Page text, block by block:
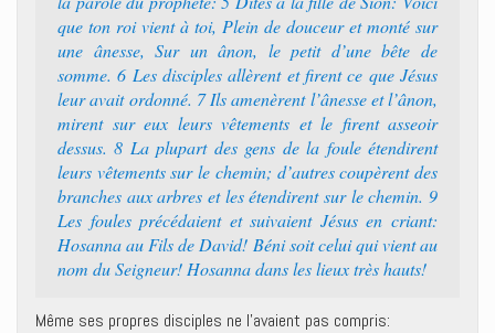
que ton roi vient à toi, Plein de douceur et monté sur
une ânesse, Sur un ânon, le petit d’une bête de
somme. 6 Les disciples allèrent et firent ce que Jésus
leur avait ordonné. 7 Ils amenèrent l’ânesse et l’ânon,
mirent sur eux leurs vêtements et le firent asseoir
dessus. 8 La plupart des gens de la foule étendirent
leurs vêtements sur le chemin; d’autres coupèrent des
branches aux arbres et les étendirent sur le chemin. 9
Les foules précédaient et suivaient Jésus en criant:
Hosanna au Fils de David! Béni soit celui qui vient au
nom du Seigneur! Hosanna dans les lieux très hauts!
Même ses propres disciples ne l’avaient pas compris: